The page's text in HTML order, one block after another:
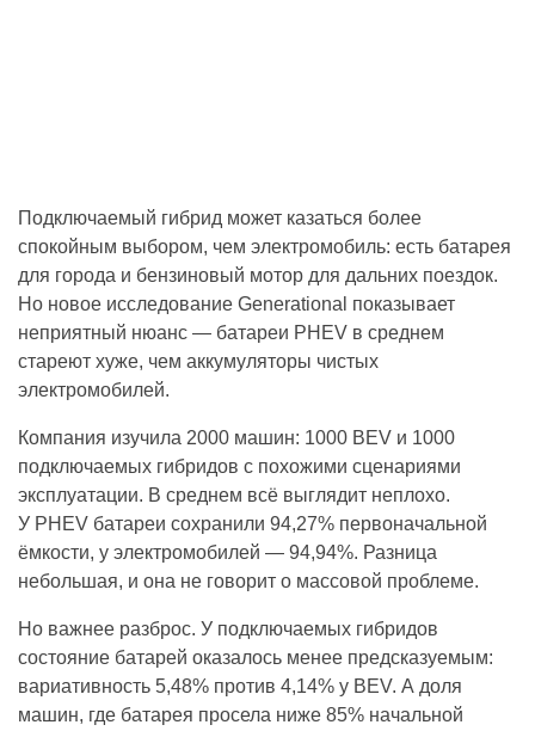
Подключаемый гибрид может казаться более
спокойным выбором, чем электромобиль: есть батарея
для города и бензиновый мотор для дальних поездок.
Но новое исследование Generational показывает
неприятный нюанс — батареи PHEV в среднем
стареют хуже, чем аккумуляторы чистых
электромобилей.
Компания изучила 2000 машин: 1000 BEV и 1000
подключаемых гибридов с похожими сценариями
эксплуатации. В среднем всё выглядит неплохо.
У PHEV батареи сохранили 94,27% первоначальной
ёмкости, у электромобилей — 94,94%. Разница
небольшая, и она не говорит о массовой проблеме.
Но важнее разброс. У подключаемых гибридов
состояние батарей оказалось менее предсказуемым:
вариативность 5,48% против 4,14% у BEV. А доля
машин, где батарея просела ниже 85% начальной